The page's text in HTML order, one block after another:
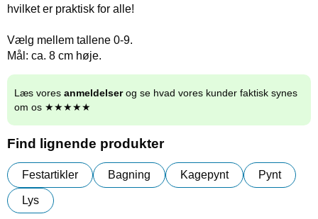
hvilket er praktisk for alle!
Vælg mellem tallene 0-9.
Mål: ca. 8 cm høje.
Læs vores anmeldelserog se hvad vores kunder faktisk synes
om os ★★★★★
Find lignende produkter
Festartikler Bagning Kagepynt Pynt
Lys